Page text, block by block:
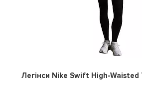
Легінси Nike Swift High-Waisted